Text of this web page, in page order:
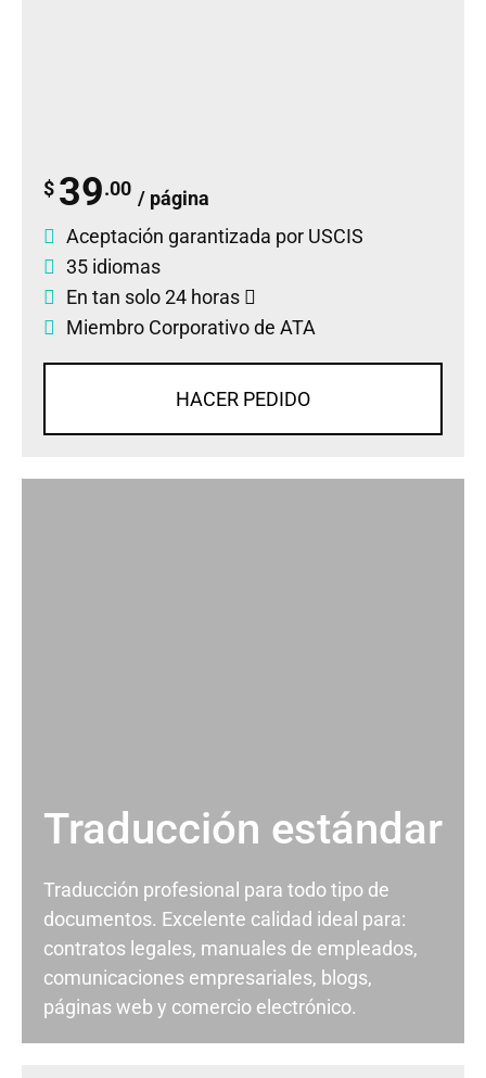
$ 39.00 / página
Aceptación garantizada por USCIS
35 idiomas
En tan solo 24 horas
Miembro Corporativo de ATA
HACER PEDIDO
Traducción estándar
Traducción profesional para todo tipo de
documentos. Excelente calidad ideal para:
contratos legales, manuales de empleados,
comunicaciones empresariales, blogs,
páginas web y comercio electrónico.